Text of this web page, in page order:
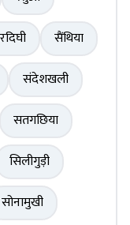
सैंथिया
संदेशखली
सतगछिया
सिलीगुड़ी
सोनामुखी